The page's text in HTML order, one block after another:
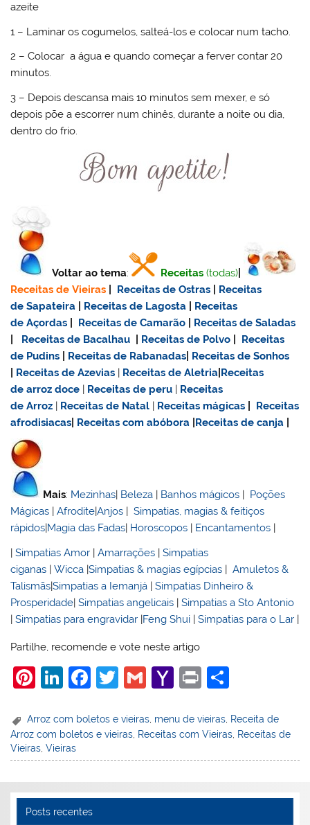
azeite
1 – Laminar os cogumelos, salteá-los e colocar num tacho.
2 – Colocar a água e quando começar a ferver contar 20
minutos.
3 – Depois descansa mais 10 minutos sem mexer, e só
depois põe a escorrer num chinês, durante a noite ou dia,
dentro do frio.
Voltar ao tema: Receitas (todas)
Receitas de Vieiras
Receitas de Ostras
Receitas
de Sapateira
Receitas de Lagosta
Receitas
de Açordas
Receitas de Camarão
Receitas de Saladas
Receitas de Bacalhau Receitas de Polvo
Receitas
de Pudins
Receitas de Rabanadas Receitas de Sonhos
Receitas de Azevias | Receitas de Aletria Receitas
dearroz doce | Receitas de peru | Receitas
de Arroz | Receitas de Natal | Receitas mágicas
Receitas
afrodisiacas Receitas com abóbora Receitas de canja
Mais: Mezinhas Beleza Banhos mágicos
Poções
Mágicas |Afrodite|Anjos |Simpatias, magias & feitiços
rápidos Magia das Fadas Horoscopos Encantamentos
|Simpatias Amor |Amarrações |Simpatias
ciganas |Wicca |Simpatias & magias egípcias |Amuletos &
Talismãs|Simpatias a Iemanjá |Simpatias Dinheiro &
Prosperidade|Simpatias angelicais |Simpatias a Sto Antonio
|Simpatias para engravidar |Feng Shui |Simpatias para o Lar |
Partilhe, recomende e vote neste artigo
Pi
er
e
st
Li
k
e
dI
F
c
e
b
o
T
itt
er
G
ai
l
Y
h
o
o
Pr
t
ar
e
Arroz com boletos e vieiras, menu de vieiras, Receita de
Arroz com boletos e vieiras Receitas com Vieiras Receitas de
Vieiras ,Vieiras
Posts recentes